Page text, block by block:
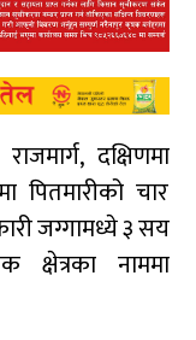
दक्षिणमा
पितमारीको चार
जग्गामध्ये ३ सय
क्षेत्रका नाममा